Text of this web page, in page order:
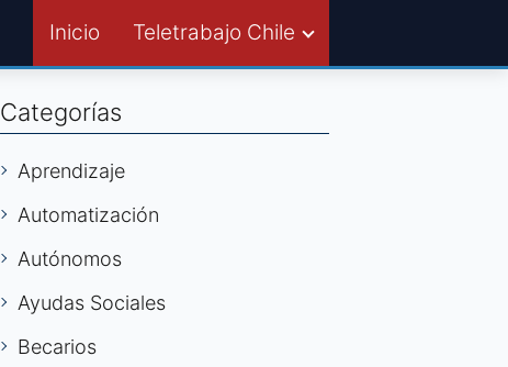
Inicio Teletrabajo Chile
Categorías
Aprendizaje
Automatización
Autónomos
Ayudas Sociales
Becarios